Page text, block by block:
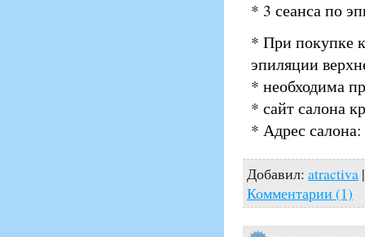
* 3 сеанса по
* При покупке
эпиляции
* необходима
* сайт салона
* Адрес
Добавил: atractiva
Комментарии (1)